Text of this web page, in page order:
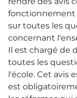
fonctionnement
sur toutes les
concernant
Il est chargé de
toutes les
l'école. Cet avis
est